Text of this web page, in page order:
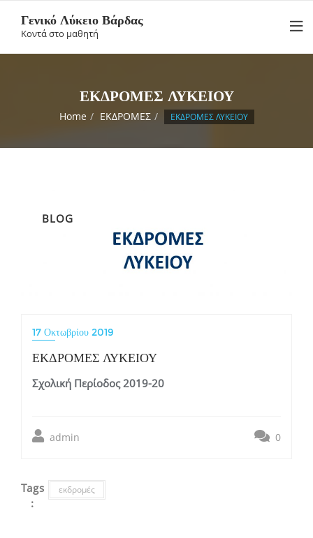
content
Γενικό Λύκειο Βάρδας
Κοντά στο μαθητή
ΕΚΔΡΟΜΕΣ ΛΥΚΕΙΟΥ
Home ΕΚΔΡΟΜΕΣ ΕΚΔΡΟΜΕΣ ΛΥΚΕΙΟΥ
BLOG
17 Οκτωβρίου 2019
ΕΚΔΡΟΜΕΣ ΛΥΚΕΙΟΥ
Σχολική Περίοδος 2019-20
admin 0
Tags
:
εκδρομές